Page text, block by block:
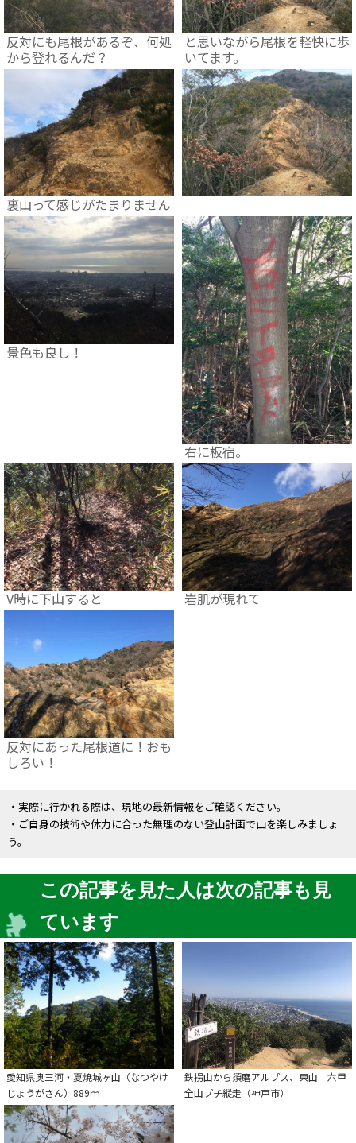
反対にも尾根があるぞ、何処
から登れるんだ？
と思いながら尾根を軽快に歩
いてます。
裏山って感じがたまりません
景色も良し！
右に板宿。
V時に下山すると 岩肌が現れて
反対にあった尾根道に！おも
しろい！
・実際に行かれる際は、現地の最新情報をご確認ください。
・ご自身の技術や体力に合った無理のない登山計画で山を楽しみましょ
う。
この記事を見た人は次の記事も見
ています
愛知県奥三河・夏焼城ヶ山（なつやけ
じょうがさん）889ｍ
鉄拐山から須磨アルプス、東山 六甲
全山プチ縦走（神戸市）